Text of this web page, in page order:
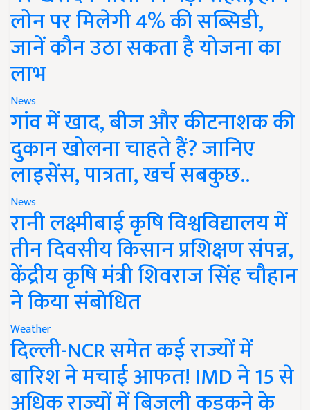
लोन पर मिलेगी 4% की सब्सिडी,
जानें कौन उठा सकता है योजना का
लाभ
News
गांव में खाद, बीज और कीटनाशक की
दुकान खोलना चाहते हैं? जानिए
लाइसेंस, पात्रता, खर्च सबकुछ..
News
रानी लक्ष्मीबाई कृषि विश्वविद्यालय में
तीन दिवसीय किसान प्रशिक्षण संपन्न,
केंद्रीय कृषि मंत्री शिवराज सिंह चौहान
ने किया संबोधित
Weather
दिल्ली-NCR समेत कई राज्यों में
बारिश ने मचाई आफत! IMD ने 15 से